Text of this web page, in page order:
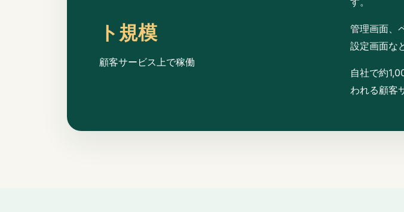
ト規模
顧客サービス上で稼働
管理画面、
設定画面な
自社で約
われる顧客